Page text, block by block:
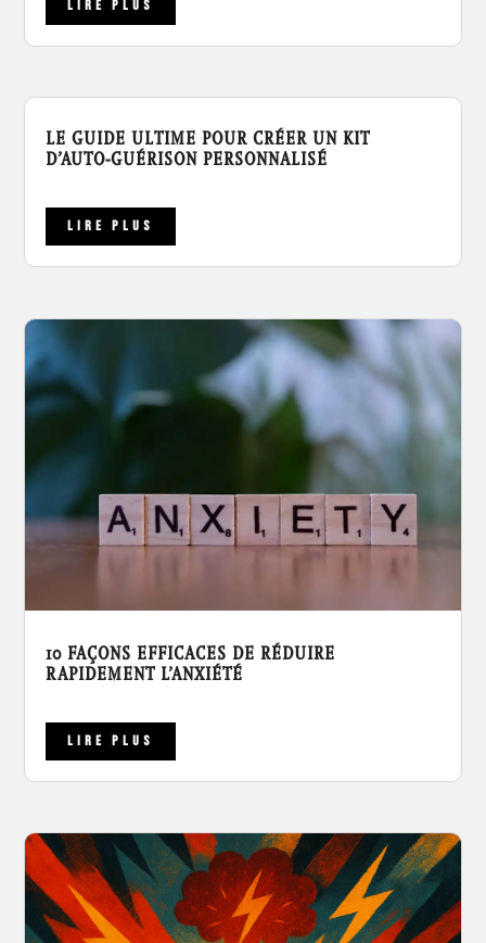
LIRE PLUS
LE GUIDE ULTIME POUR CRÉER UN KIT
D’AUTO-GUÉRISON PERSONNALISÉ
LIRE PLUS
10 FAÇONS EFFICACES DE RÉDUIRE
RAPIDEMENT L’ANXIÉTÉ
LIRE PLUS